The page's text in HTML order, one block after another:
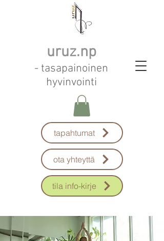
uruz.np
- tasapainoinen
hyvinvointi
tapahtumat
ota yhteyttä
tila info-kirje